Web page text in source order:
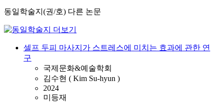
동일학술지(권/호) 다른 논문
셀프 두피 마사지가 스트레스에 미치는 효과에 관한 연
구
국제문화&예술학회
김수현 ( Kim Su-hyun )
2024
미등재